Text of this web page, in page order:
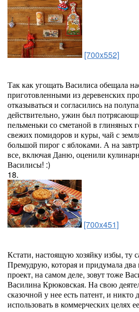
[700x552]
Так как угощать Василиса обещала
приготовленными из деревенских
отказываться и согласились на
действительно, ужин был
пельменьки со сметаной в глиняных
свежих помидоров и куры, чай с
большой пирог с яблоками. А на
все, включая Даню, оценили
Василисы! :)
18.
[700x451]
Кстати, настоящую хозяйку избы, ту
Премудрую, которая и придумала два
проект, на самом деле, зовут тоже
Василина Крюковская. На свою
сказочной у нее есть патент, и никто
использовать в коммерческих целях